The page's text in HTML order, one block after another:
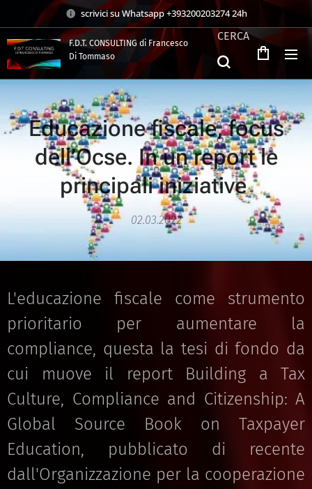
scrivici su Whatsapp +393200203274 24h
F.D.T. CONSULTING di Francesco
Di Tommaso
CERCA
Educazione fiscale, focus
dell’Ocse. In un report le
principali iniziative
02.03.2022
L'educazione fiscale come strumento
prioritario per aumentare la
compliance, questa la tesi di fondo da
cui muove il report Building a Tax
Culture, Compliance and Citizenship: A
Global Source Book on Taxpayer
Education, pubblicato di recente
dall'Organizzazione per la cooperazione